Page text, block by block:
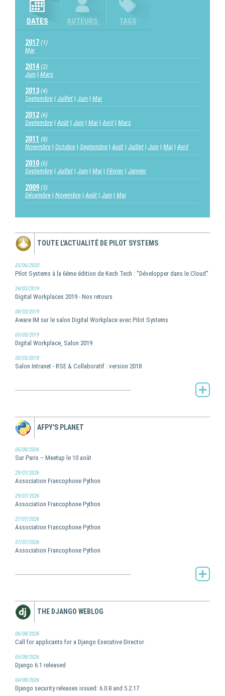
DATES AUTEURS TAGS
2017 (1)
Mai
2014 (2)
Juin Mars
2013 (4)
Septembre Juillet Juin Mai
2012 (6)
Septembre Août Juin Mai Avril Mars
2011 (8)
Novembre Octobre Septembre Août Juillet Juin Mai Avril
2010 (6)
Septembre Juillet Juin Mai Février Janvier
2009 (5)
Décembre Novembre Août Juin Mai
TOUTE L'ACTUALITÉ DE PILOT SYSTEMS
25/06/2020
Pilot Systems à la 6ème édition de Kech Tech : "Développer dans le Cloud"
24/03/2019
Digital Workplaces 2019 - Nos retours
08/03/2019
Aware IM sur le salon Digital Workplace avec Pilot Systems
03/03/2019
Digital Workplace, Salon 2019
20/03/2018
Salon Intranet - RSE & Collaboratif : version 2018
AFPY'S PLANET
05/08/2026
Sur Paris – Meetup le 10 août
29/07/2026
Association Francophone Python
29/07/2026
Association Francophone Python
27/07/2026
Association Francophone Python
27/07/2026
Association Francophone Python
THE DJANGO WEBLOG
06/08/2026
Call for applicants for a Django Executive Director
05/08/2026
Django 6.1 released
04/08/2026
Django security releases issued: 6.0.8 and 5.2.17